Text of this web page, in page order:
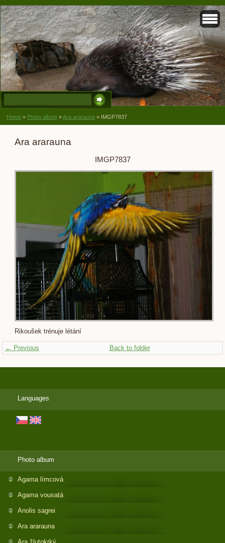
Home » Photo album »Ara ararauna » IMGP7837
Ara ararauna
IMGP7837
Rikoušek trénuje létání
← Previous Back to folder
Languages
Photo album
Agama límcová
Agama vousatá
Anolis sagrei
Ara ararauna